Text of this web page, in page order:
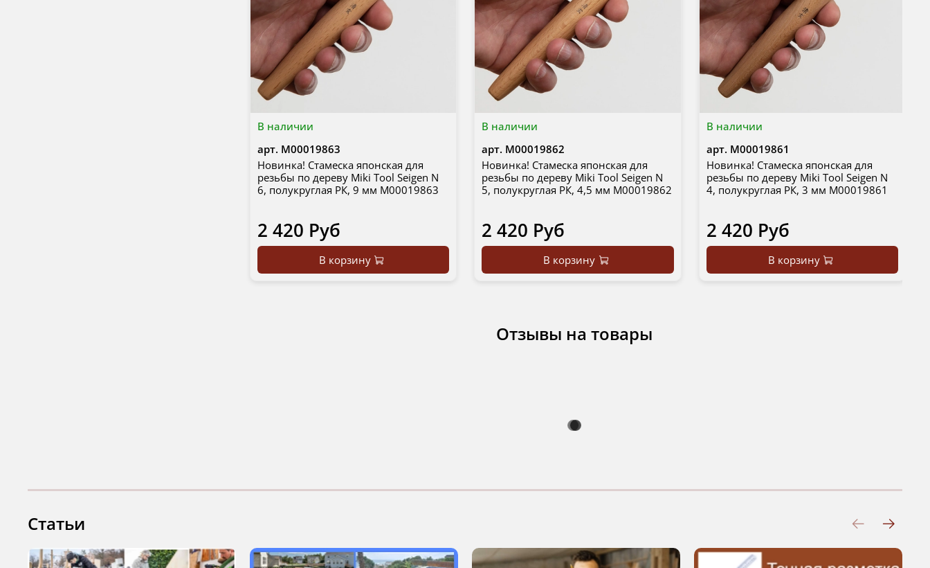
В наличии
арт. М00019863
Новинка! Стамеска японская для
резьбы по дереву Miki Tool Seigen N
6, полукруглая РК, 9 мм М00019863
2 420 Руб
В корзину
В наличии
арт. М00019862
Новинка! Стамеска японская для
резьбы по дереву Miki Tool Seigen N
5, полукруглая РК, 4,5 мм М00019862
2 420 Руб
В корзину
В наличии
арт. М00019861
Новинка! Стамеска японская для
резьбы по дереву Miki Tool Seigen N
4, полукруглая РК, 3 мм М00019861
2 420 Руб
В корзину
Отзывы на товары
Статьи